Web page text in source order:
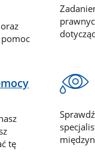
tę